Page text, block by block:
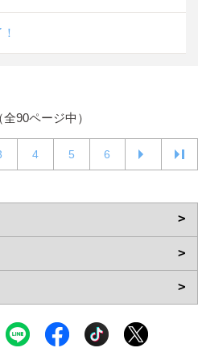
90ページ中）
4 5 6